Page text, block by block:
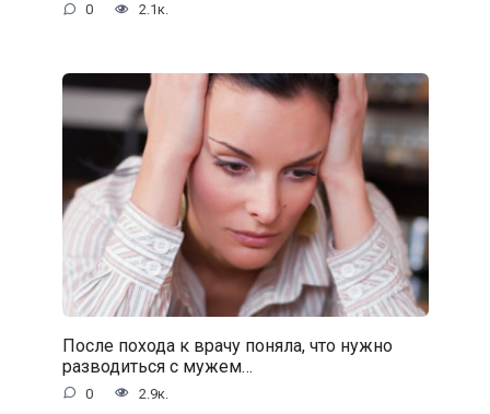
0 2.1к.
После похода к врачу поняла, что нужно
разводиться с мужем…
0 2.9к.